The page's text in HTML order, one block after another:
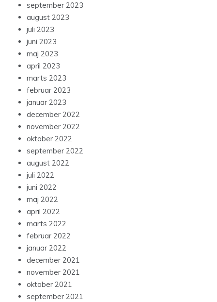
september 2023
august 2023
juli 2023
juni 2023
maj 2023
april 2023
marts 2023
februar 2023
januar 2023
december 2022
november 2022
oktober 2022
september 2022
august 2022
juli 2022
juni 2022
maj 2022
april 2022
marts 2022
februar 2022
januar 2022
december 2021
november 2021
oktober 2021
september 2021